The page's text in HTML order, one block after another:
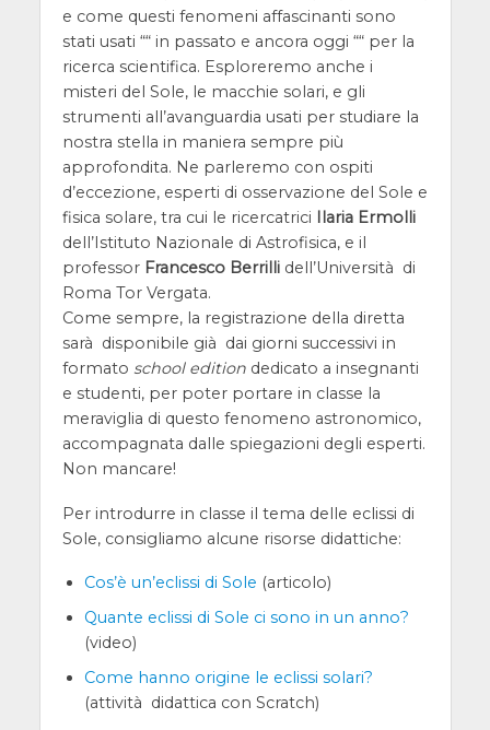
e come questi fenomeni affascinanti sono
stati usati ““ in passato e ancora oggi ““ per la
ricerca scientifica. Esploreremo anche i
misteri del Sole, le macchie solari, e gli
strumenti all’avanguardia usati per studiare la
nostra stella in maniera sempre più
approfondita. Ne parleremo con ospiti
d’eccezione, esperti di osservazione del Sole e
fisica solare, tra cui le ricercatrici Ilaria Ermolli
dell’Istituto Nazionale di Astrofisica, e il
professor Francesco Berrillidell’Università di
Roma Tor Vergata.
Come sempre, la registrazione della diretta
sarà disponibile già dai giorni successivi in
formato school editiondedicato a insegnanti
e studenti, per poter portare in classe la
meraviglia di questo fenomeno astronomico,
accompagnata dalle spiegazioni degli esperti.
Non mancare!
Per introdurre in classe il tema delle eclissi di
Sole, consigliamo alcune risorse didattiche:
Cos’è un’eclissi di Sole (articolo)
Quante eclissi di Sole ci sono in un anno?
(video)
Come hanno origine le eclissi solari?
(attività didattica con Scratch)